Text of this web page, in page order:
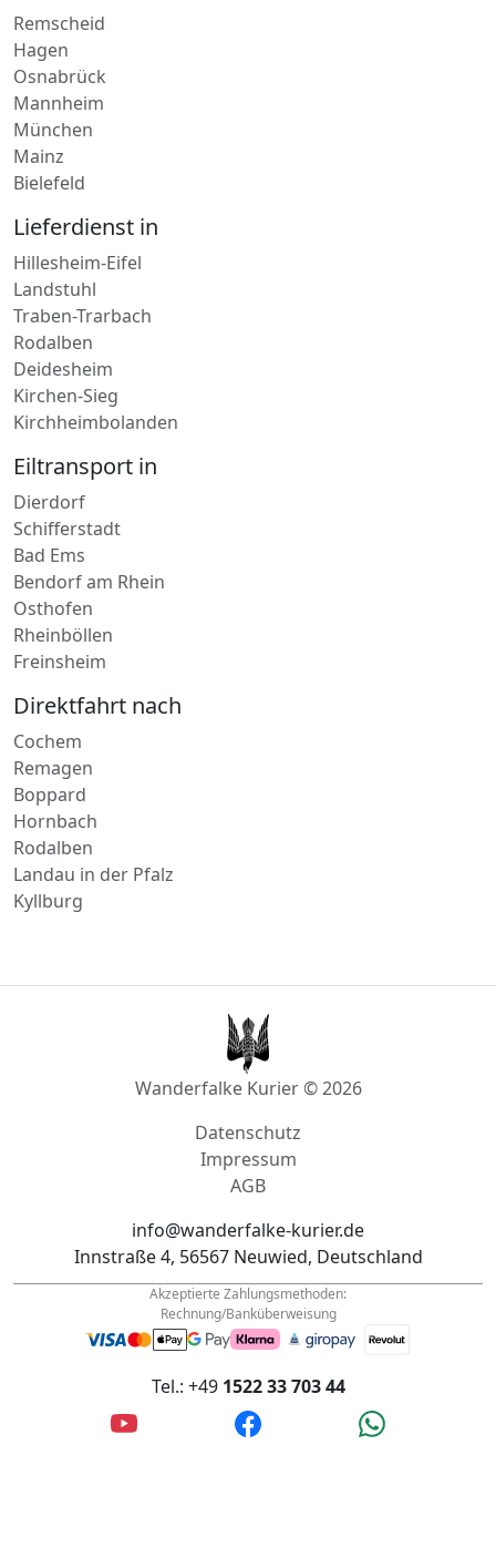
Paketdienst in
Remscheid
Hagen
Osnabrück
Mannheim
München
Mainz
Lieferdienst in
Hillesheim-Eifel
Landstuhl
Traben-Trarbach
Rodalben
Deidesheim
Kirchen-Sieg
Eiltransport in
Dierdorf
Schifferstadt
Bad Ems
Bendorf am Rhein
Osthofen
Rheinböllen
Direktfahrt nach
Cochem
Remagen
Boppard
Hornbach
Rodalben
Landau in der Pfalz
Datenschutz
Impressum
info@wanderfalke-kurier.de
Innstraße 4, 56567 Neuwied, Deutschland
Akzeptierte Zahlungsmethoden:
Rechnung/Banküberweisung
1522 33 703 44